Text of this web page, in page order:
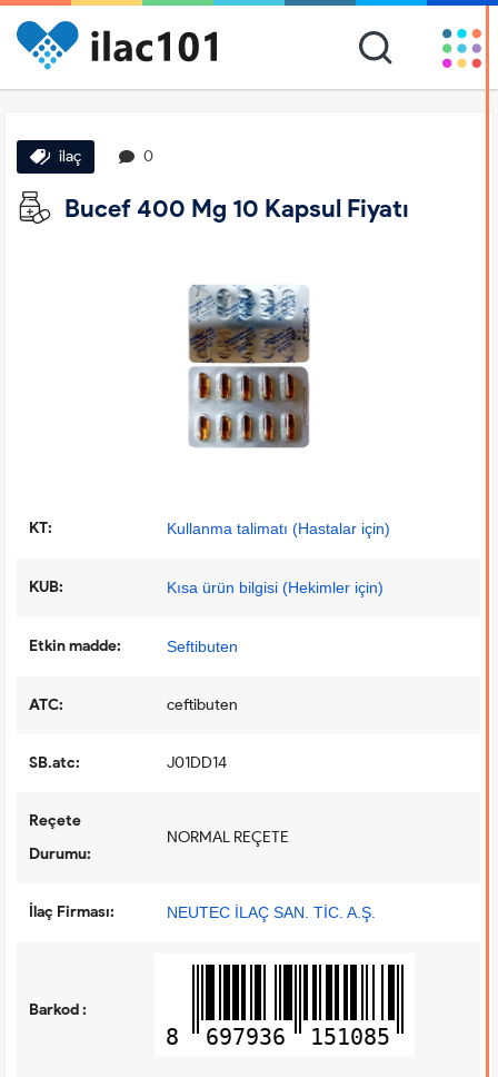
ilaç 0
Bucef 400 Mg 10 Kapsul Fiyatı
KT: Kullanma talimatı (Hastalar için)
KUB: Kısa ürün bilgisi (Hekimler için)
Etkin madde: Seftibuten
ATC: ceftibuten
SB.atc: J01DD14
Reçete
Durumu:
NORMAL REÇETE
İlaç Firması: NEUTEC İLAÇ SAN. TİC. A.Ş.
Barkod :
8 697936 151085